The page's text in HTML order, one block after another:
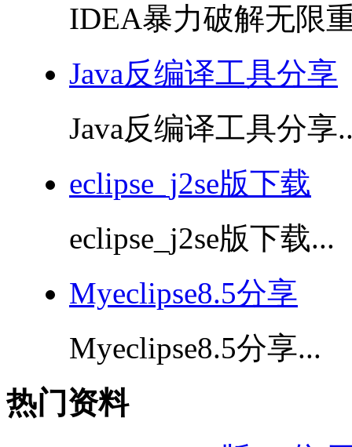
IDEA暴力破解无限
Java反编译工具分享
Java反编译工具分享
eclipse_j2se版下载
eclipse_j2se版下载...
Myeclipse8.5分享
Myeclipse8.5分享...
热门资料